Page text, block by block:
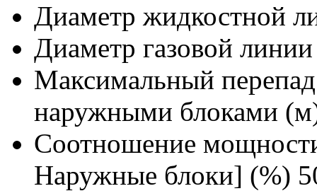
Диаметр жидкостной
Диаметр газовой
Максимальный
наружными блоками
Соотношение
Наружные блоки] (%)